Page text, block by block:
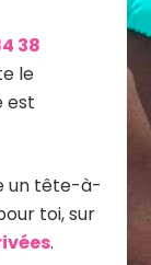
38
le
est
un tête-à-
toi, sur
.